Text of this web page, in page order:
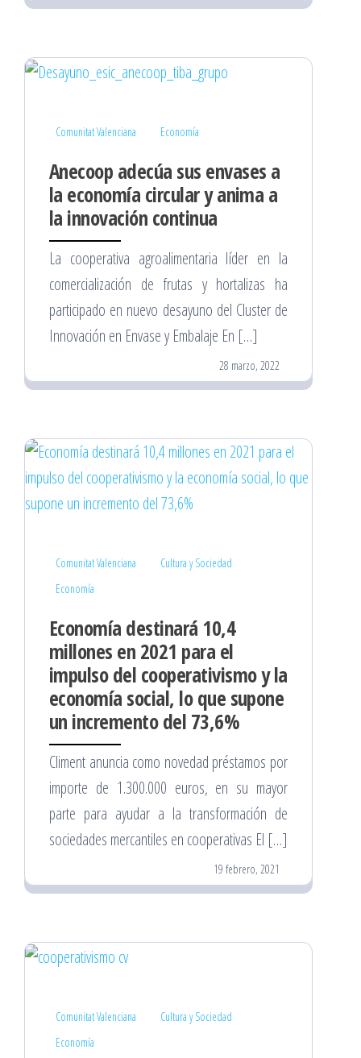
Comunitat Valenciana Economía
Anecoop adecúa sus envases a
la economía circular y anima a
la innovación continua
La cooperativa agroalimentaria líder en la
comercialización de frutas y hortalizas ha
participado en nuevo desayuno del Cluster de
Innovación en Envase y Embalaje En […]
28 marzo, 2022
Comunitat Valenciana
Cultura y Sociedad
Economía
Economía destinará 10,4
millones en 2021 para el
impulso del cooperativismo y la
economía social, lo que supone
un incremento del 73,6%
Climent anuncia como novedad préstamos por
importe de 1.300.000 euros, en su mayor
parte para ayudar a la transformación de
sociedades mercantiles en cooperativas El […]
19 febrero, 2021
Comunitat Valenciana
Cultura y Sociedad
Economía